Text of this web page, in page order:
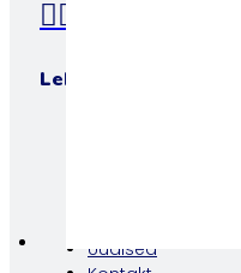
Lehed
Uudised